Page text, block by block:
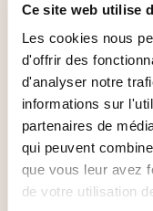
Ce site web utilise
Les cookies nous
d'offrir des
d'analyser notre
informations sur
partenaires de
qui peuvent
que vous leur avez
de votre utilisation
CECRL -
PARLE-T-
Toute personne
Peut
concrets ou
compris une
spécialité.